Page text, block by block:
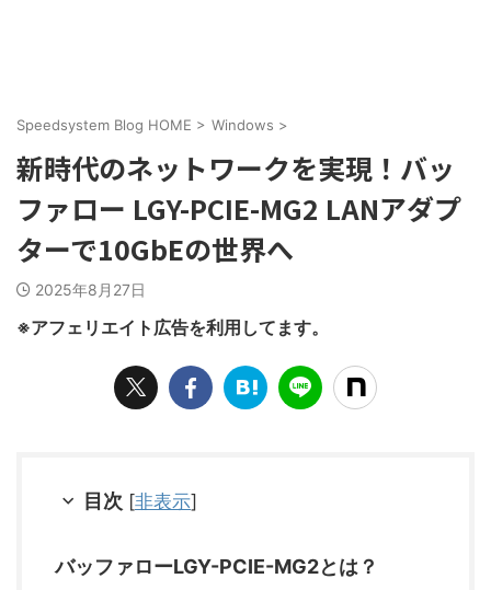
Speedsystem Blog HOME > Windows >
新時代のネットワークを実現！バッ
ファロー LGY-PCIE-MG2 LANアダプ
ターで10GbEの世界へ
2025年8月27日
※アフェリエイト広告を利用してます。
目次 [非表示]
バッファローLGY-PCIE-MG2とは？